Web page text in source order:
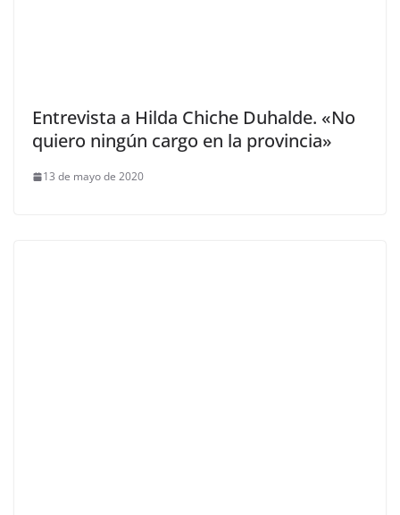
Entrevista a Hilda Chiche Duhalde. «No
quiero ningún cargo en la provincia»
13 de mayo de 2020